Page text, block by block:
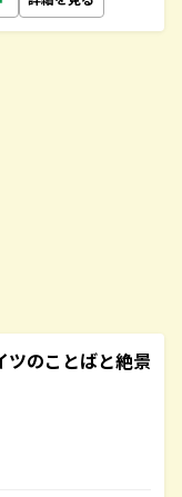
ツのことばと絶景